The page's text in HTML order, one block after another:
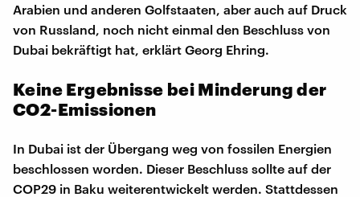
Arabien und anderen Golfstaaten, aber auch auf Druck
von Russland, noch nicht einmal den Beschluss von
Dubai bekräftigt hat, erklärt Georg Ehring.
Keine Ergebnisse bei Minderung der
CO2-Emissionen
In Dubai ist der Übergang weg von fossilen Energien
beschlossen worden. Dieser Beschluss sollte auf der
COP29 in Baku weiterentwickelt werden. Stattdessen